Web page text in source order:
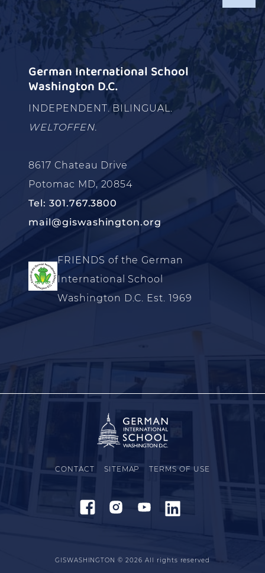
German International School
Washington D.C.
INDEPENDENT. BILINGUAL.
WELTOFFEN.
8617 Chateau Drive
Potomac MD, 20854
Tel: 301.767.3800
mail@giswashington.org
FRIENDS of the German
International School
Washington D.C. Est. 1969
CONTACT SITEMAP TERMS OF USE
GISWASHINGTON © 2026 All rights reserved